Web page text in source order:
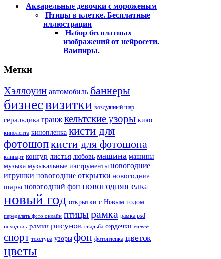
Акварельные девочки с мороженым
Птицы в клетке. Бесплатные
иллюстрации
Набор бесплатных
изображений от нейросети.
Вампиры.
Метки
Хэллоуин автомобиль баннеры
бизнесвизитки воздушный шар
геральдика гранж кельтские узоры кино
кинолента кинопленка кисти для
фотошопкисти для фотошопа
клипарт контур листья любовь машина машины
музыка музыкальные инструменты новогодние
игрушки новогодние открытки новогодние
шары новогодний фон новогодняя елка
новый год открытки с Новым годом
переделать фото онлайн птицырамка рамка psd
исходник рамки рисунок свадьба сердечки силуэт
спорт текстура узоры фон фотопленка цветок
цветы